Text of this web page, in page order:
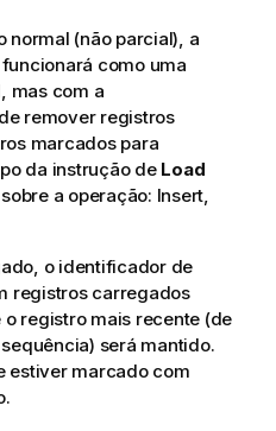
normal (não parcial), a
como uma
mas com a
remover registros
marcados para
da instrução de Load
a operação: Insert,
o identificador de
registros carregados
registro mais recente (de
será mantido.
estiver marcado com